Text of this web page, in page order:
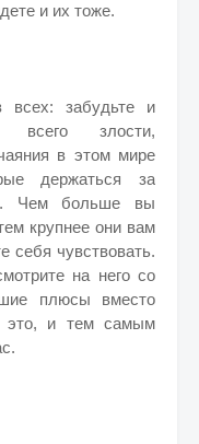
и их тоже.
забудьте и
злости,
в этом мире
держаться за
Чем больше вы
крупнее они вам
себя чувствовать.
на него со
плюсы вместо
это, и тем самым